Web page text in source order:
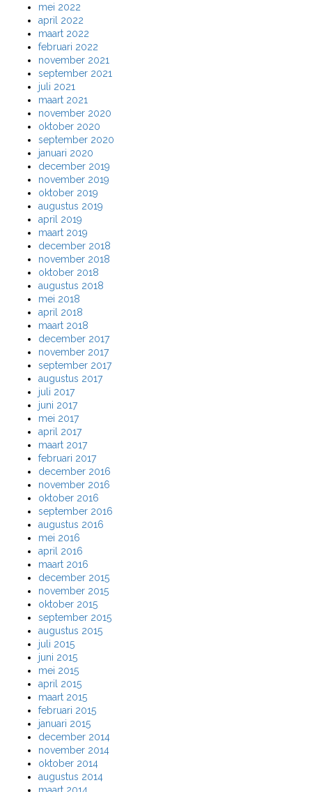
mei 2022
april 2022
maart 2022
februari 2022
november 2021
september 2021
juli 2021
maart 2021
november 2020
oktober 2020
september 2020
januari 2020
december 2019
november 2019
oktober 2019
augustus 2019
april 2019
maart 2019
december 2018
november 2018
oktober 2018
augustus 2018
mei 2018
april 2018
maart 2018
december 2017
november 2017
september 2017
augustus 2017
juli 2017
juni 2017
mei 2017
april 2017
maart 2017
februari 2017
december 2016
november 2016
oktober 2016
september 2016
augustus 2016
mei 2016
april 2016
maart 2016
december 2015
november 2015
oktober 2015
september 2015
augustus 2015
juli 2015
juni 2015
mei 2015
april 2015
maart 2015
februari 2015
januari 2015
december 2014
november 2014
oktober 2014
augustus 2014